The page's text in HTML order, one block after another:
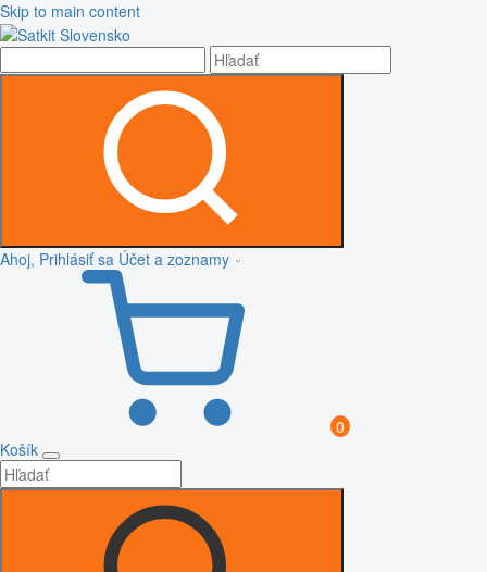
Skip to main content
Ahoj, Prihlásiť sa Účet a zoznamy
0
Košík